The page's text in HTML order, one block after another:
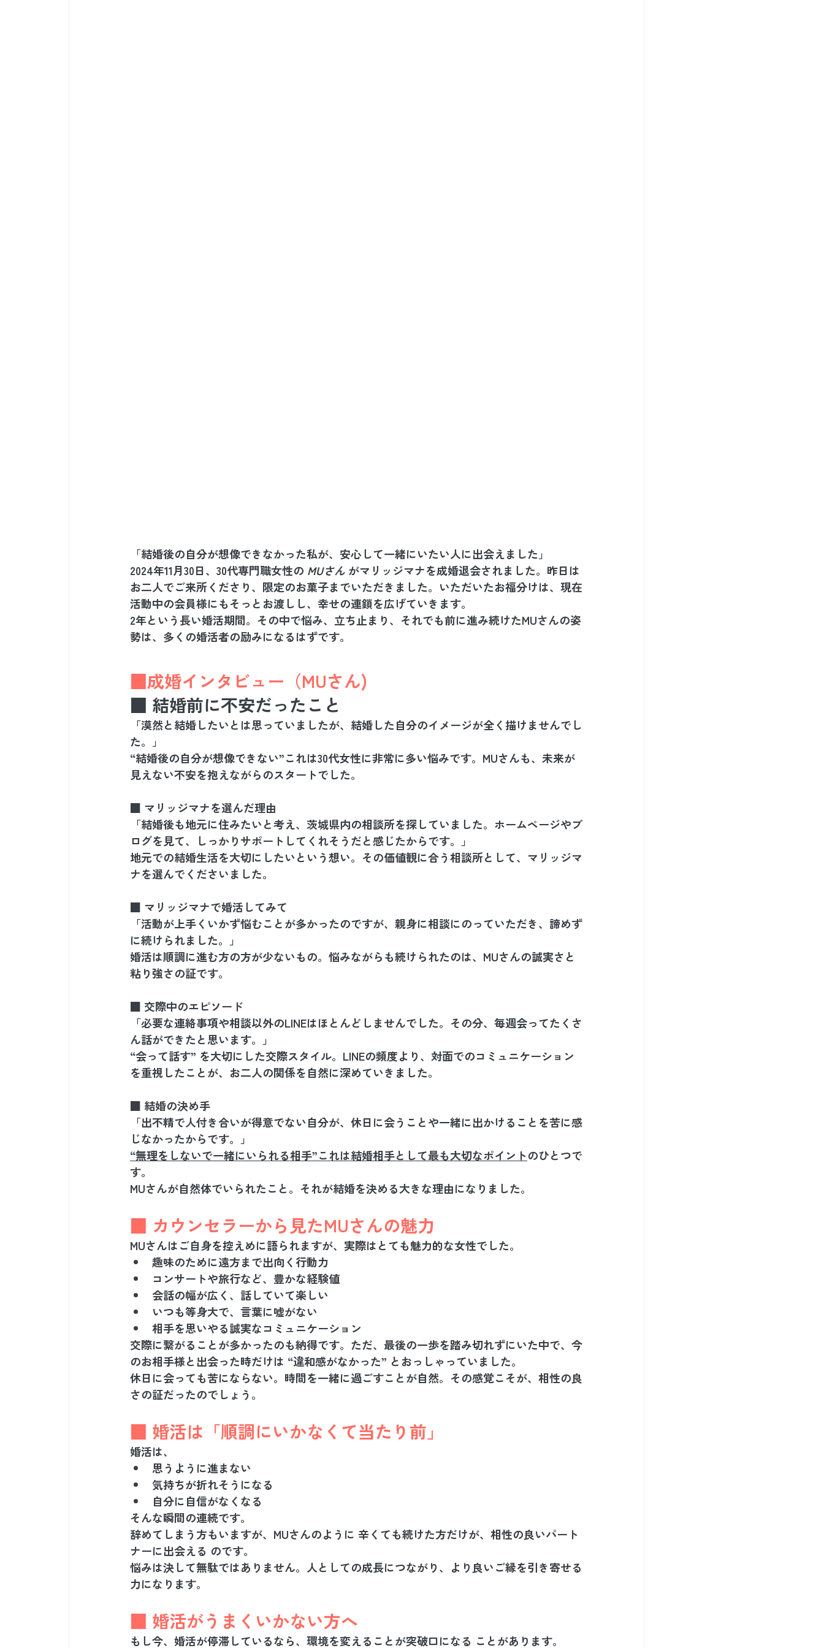
「結婚後の自分が想像できなかった私が、安心して一緒にいたい人に出会えました」
2024年11月30日、30代専門職女性の MUさん がマリッジマナを成婚退会されました。昨日は
お二人でご来所くださり、限定のお菓子までいただきました。いただいたお福分けは、現在
活動中の会員様にもそっとお渡しし、幸せの連鎖を広げていきます。
2年という長い婚活期間。その中で悩み、立ち止まり、それでも前に進み続けたMUさんの姿
勢は、多くの婚活者の励みになるはずです。
■成婚インタビュー（MUさん)
■ 結婚前に不安だったこと
「漠然と結婚したいとは思っていましたが、結婚した自分のイメージが全く描けませんでし
た。」
“結婚後の自分が想像できない”これは30代女性に非常に多い悩みです。MUさんも、未来が
見えない不安を抱えながらのスタートでした。
■ マリッジマナを選んだ理由
「結婚後も地元に住みたいと考え、茨城県内の相談所を探していました。ホームページやブ
ログを見て、しっかりサポートしてくれそうだと感じたからです。」
地元での結婚生活を大切にしたいという想い。その価値観に合う相談所として、マリッジマ
ナを選んでくださいました。
■ マリッジマナで婚活してみて
「活動が上手くいかず悩むことが多かったのですが、親身に相談にのっていただき、諦めず
に続けられました。」
婚活は順調に進む方の方が少ないもの。悩みながらも続けられたのは、MUさんの誠実さと
粘り強さの証です。
■ 交際中のエピソード
「必要な連絡事項や相談以外のLINEはほとんどしませんでした。その分、毎週会ってたくさ
ん話ができたと思います。」
“会って話す” を大切にした交際スタイル。LINEの頻度より、対面でのコミュニケーション
を重視したことが、お二人の関係を自然に深めていきました。
■ 結婚の決め手
「出不精で人付き合いが得意でない自分が、休日に会うことや一緒に出かけることを苦に感
じなかったからです。」
“無理をしないで一緒にいられる相手”これは結婚相手として最も大切なポイントのひとつで
す。
MUさんが自然体でいられたこと。それが結婚を決める大きな理由になりました。
■ カウンセラーから見たMUさんの魅力
MUさんはご自身を控えめに語られますが、実際はとても魅力的な女性でした。
趣味のために遠方まで出向く行動力
コンサートや旅行など、豊かな経験値
会話の幅が広く、話していて楽しい
いつも等身大で、言葉に嘘がない
相手を思いやる誠実なコミュニケーション
交際に繋がることが多かったのも納得です。ただ、最後の一歩を踏み切れずにいた中で、今
のお相手様と出会った時だけは “違和感がなかった” とおっしゃっていました。
休日に会っても苦にならない。時間を一緒に過ごすことが自然。その感覚こそが、相性の良
さの証だったのでしょう。
■ 婚活は「順調にいかなくて当たり前」
婚活は、
思うように進まない
気持ちが折れそうになる
自分に自信がなくなる
そんな瞬間の連続です。
辞めてしまう方もいますが、MUさんのように 辛くても続けた方だけが、相性の良いパート
ナーに出会える のです。
悩みは決して無駄ではありません。人としての成長につながり、より良いご縁を引き寄せる
力になります。
■ 婚活がうまくいかない方へ
もし今、婚活が停滞しているなら、 環境を変えることが突破口になる ことがあります。